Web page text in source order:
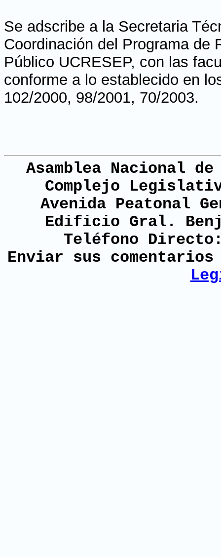
Se adscribe a la Secretaria
Coordinación del Programa de
Público UCRESEP, con las
conforme a lo establecido en
102/2000, 98/2001, 70/2003.
Asamblea Nacional
Complejo
Avenida Peatonal
Edificio Gral.
Teléfono
Enviar sus